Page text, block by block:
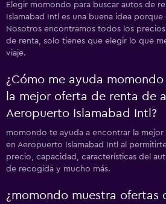
Elegir momondo para buscar autos de
Islamabad Intl es una buena idea
Nosotros encontramos todos los
de renta, solo tienes que elegir lo que
viaje.
¿Cómo me ayuda
la mejor oferta de renta de
Aeropuerto Islamabad Intl?
momondo te ayuda a encontrar la
en Aeropuerto Islamabad Intl al
precio, capacidad, características del
de recogida y mucho más.
¿momondo muestra ofertas